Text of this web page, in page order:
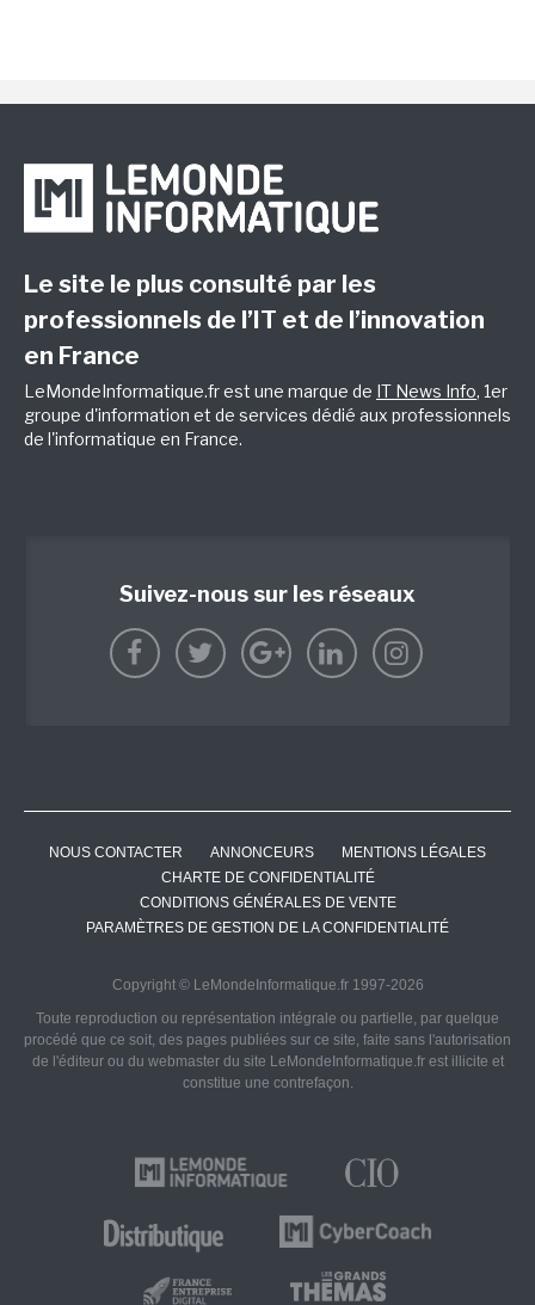
Le site le plus consulté par les
professionnels de l’IT et de l’innovation
en France
LeMondeInformatique.fr est une marque de IT News Info, 1er
groupe d'information et de services dédié aux professionnels
de l'informatique en France.
Suivez-nous sur les réseaux
NOUS CONTACTER ANNONCEURS
MENTIONS LÉGALES
CHARTE DE CONFIDENTIALITÉ
CONDITIONS GÉNÉRALES DE VENTE
PARAMÈTRES DE GESTION DE LA CONFIDENTIALITÉ
Copyright © LeMondeInformatique.fr 1997-2026
Toute reproduction ou représentation intégrale ou partielle, par quelque
procédé que ce soit, des pages publiées sur ce site, faite sans l'autorisation
de l'éditeur ou du webmaster du site LeMondeInformatique.fr est illicite et
constitue une contrefaçon.